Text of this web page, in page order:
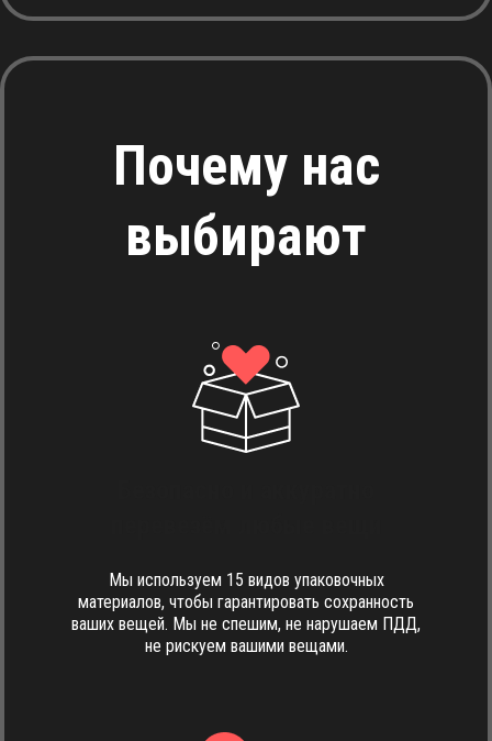
Почему нас
выбирают
Мы используем 15 видов упаковочных
материалов, чтобы гарантировать сохранность
ваших вещей. Мы не спешим, не нарушаем ПДД,
не рискуем вашими вещами.